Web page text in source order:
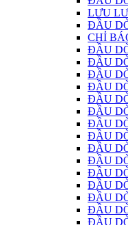
LƯU
ĐẦU
CHỈ
ĐẦU
ĐẦU
ĐẦU
ĐẦU
ĐẦU
ĐẦU
ĐẦU
ĐẦU
ĐẦU
ĐẦU
ĐẦU
ĐẦU
ĐẦU
ĐẦU
ĐẦU